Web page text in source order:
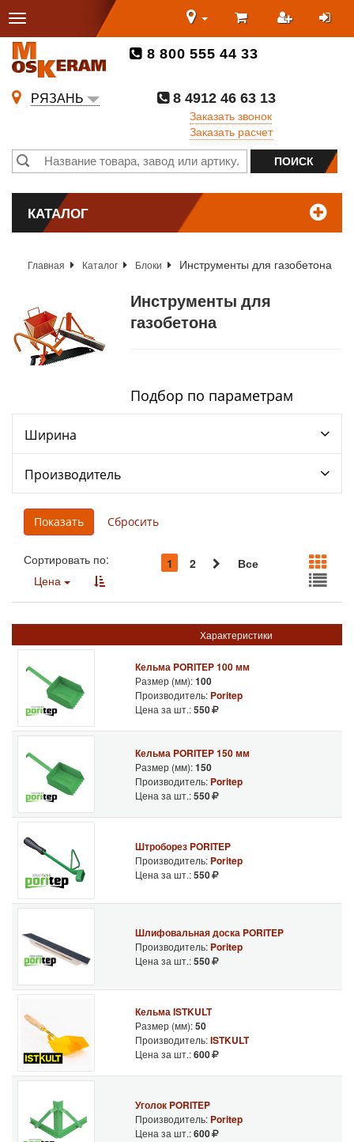
8 800 555 44 33
РЯЗАНЬ
8 4912 46 63 13
Заказать звонок
Заказать расчет
КАТАЛОГ
Главная Каталог Блоки Инструменты для газобетона
Инструменты для
газобетона
Подбор по параметрам
Ширина
Производитель
Сортировать по:
Цена
1 2 Все
Характеристики
Кельма PORITEP 100 мм
Размер (мм):100
Производитель: Poritep
Цена за шт.:550
Кельма PORITEP 150 мм
Размер (мм):150
Производитель: Poritep
Цена за шт.:550
Штроборез PORITEP
Производитель: Poritep
Цена за шт.:550
Шлифовальная доска PORITEP
Производитель: Poritep
Цена за шт.:550
Кельма ISTKULT
Размер (мм):50
Производитель:ISTKULT
Цена за шт.:600
Уголок PORITEP
Производитель: Poritep
Цена за шт.:600